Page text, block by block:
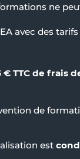
ne
avec des
€ TTC de frais
de
est